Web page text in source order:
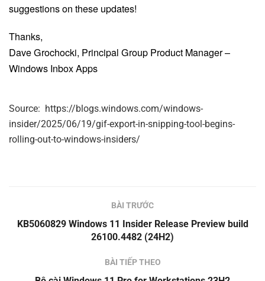
suggestions on these updates!
Thanks,
Dave Grochocki, Principal Group Product Manager –
Windows Inbox Apps
Source: https://blogs.windows.com/windows-
insider/2025/06/19/gif-export-in-snipping-tool-begins-
rolling-out-to-windows-insiders/
BÀI TRƯỚC
KB5060829 Windows 11 Insider Release Preview build
26100.4482 (24H2)
BÀI TIẾP THEO